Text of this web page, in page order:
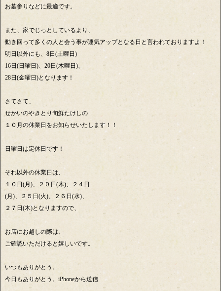
お墓参りなどに最適です。
また、家でじっとしているより、
動き回って多くの人と会う事が運気アップとなる日と言われておりますよ！
明日以外にも、8日(土曜日)
16日(日曜日)、20日(木曜日)、
28日(金曜日)となります！
さてさて、
せかいのやきとり旬鮮たけしの
１０月の休業日をお知らせいたします！！
日曜日は定休日です！
それ以外の休業日は、
１０日(月)、２０日(木)、２４日
(月)、２５日(火)、２６日(水)、
２７日(木)となりますので、
お店にお越しの際は、
ご確認いただけると嬉しいです。
いつもありがとう。
今日もありがとう。iPhoneから送信